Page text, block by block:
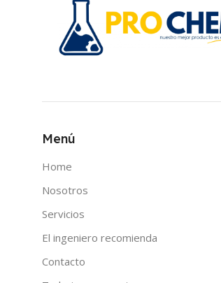
Menú
Home
Nosotros
Servicios
El ingeniero recomienda
Contacto